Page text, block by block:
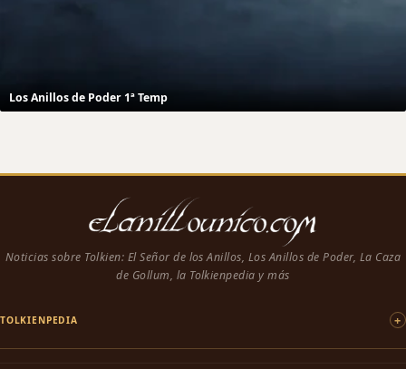
Los Anillos de Poder 1ª Temp
Noticias sobre Tolkien: El Señor de los Anillos, Los Anillos de Poder, La Caza
de Gollum, la Tolkienpedia y más
TOLKIENPEDIA